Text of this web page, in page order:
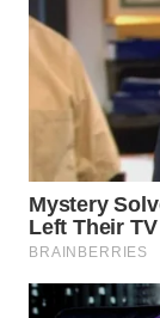
TAPANULI
UTARA
WN
SAMOSIR
WN
PADANG
LAWAS
WN